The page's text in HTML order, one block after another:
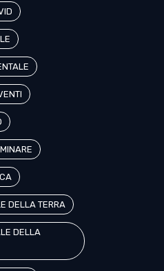
DELLA TERRA
DELLA